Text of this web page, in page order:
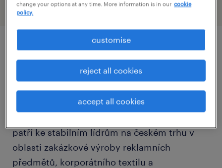
job details
Senior Account Manager | Reklamní
předměty a textil
patří ke stabilním lídrům na českém trhu v
oblasti zakázkové výroby reklamních
předmětů, korporátního textilu a
change your options at any time. More information is in our cookie
policy.
customise
reject all cookies
accept all cookies